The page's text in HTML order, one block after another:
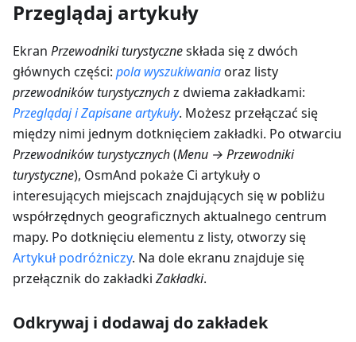
Przeglądaj artykuły
Ekran Przewodniki turystyczneskłada się z dwóch
głównych części: pola wyszukiwaniaoraz listy
przewodników turystycznychz dwiema zakładkami:
PrzeglądajiZapisane artykuły. Możesz przełączać się
między nimi jednym dotknięciem zakładki. Po otwarciu
Przewodników turystycznych(Menu → Przewodniki
turystyczne), OsmAnd pokaże Ci artykuły o
interesujących miejscach znajdujących się w pobliżu
współrzędnych geograficznych aktualnego centrum
mapy. Po dotknięciu elementu z listy, otworzy się
Artykuł podróżniczy. Na dole ekranu znajduje się
przełącznik do zakładki Zakładki.
Odkrywaj i dodawaj do zakładek